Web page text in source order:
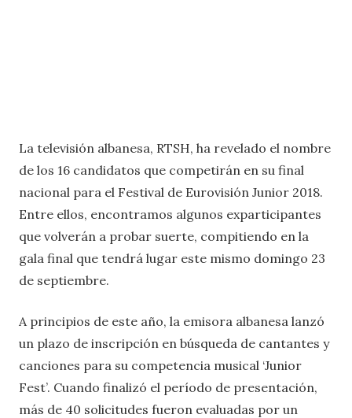
La televisión albanesa, RTSH, ha revelado el nombre
de los 16 candidatos que competirán en su final
nacional para el Festival de Eurovisión Junior 2018.
Entre ellos, encontramos algunos exparticipantes
que volverán a probar suerte, compitiendo en la
gala final que tendrá lugar este mismo domingo 23
de septiembre.
A principios de este año, la emisora ​​albanesa lanzó
un plazo de inscripción en búsqueda de cantantes y
canciones para su competencia musical ‘Junior
Fest’. Cuando finalizó el período de presentación,
más de 40 solicitudes fueron evaluadas por un